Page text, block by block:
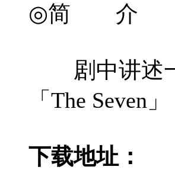
◎简 介
剧中讲述一
「The Seven
下载地址：